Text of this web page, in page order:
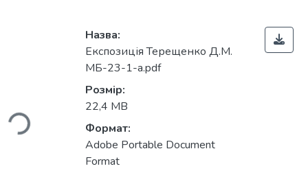
Назва:
Експозиція Терещенко Д.М.
МБ-23-1-а.pdf
Розмір:
22,4 MB
Формат:
Adobe Portable Document
Format